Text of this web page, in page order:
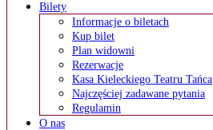
Bilety
Informacje o biletach
Kup bilet
Plan widowni
Rezerwacje
Kasa Kieleckiego Teatru Tańca
Najczęściej zadawane pytania
Regulamin
O nas